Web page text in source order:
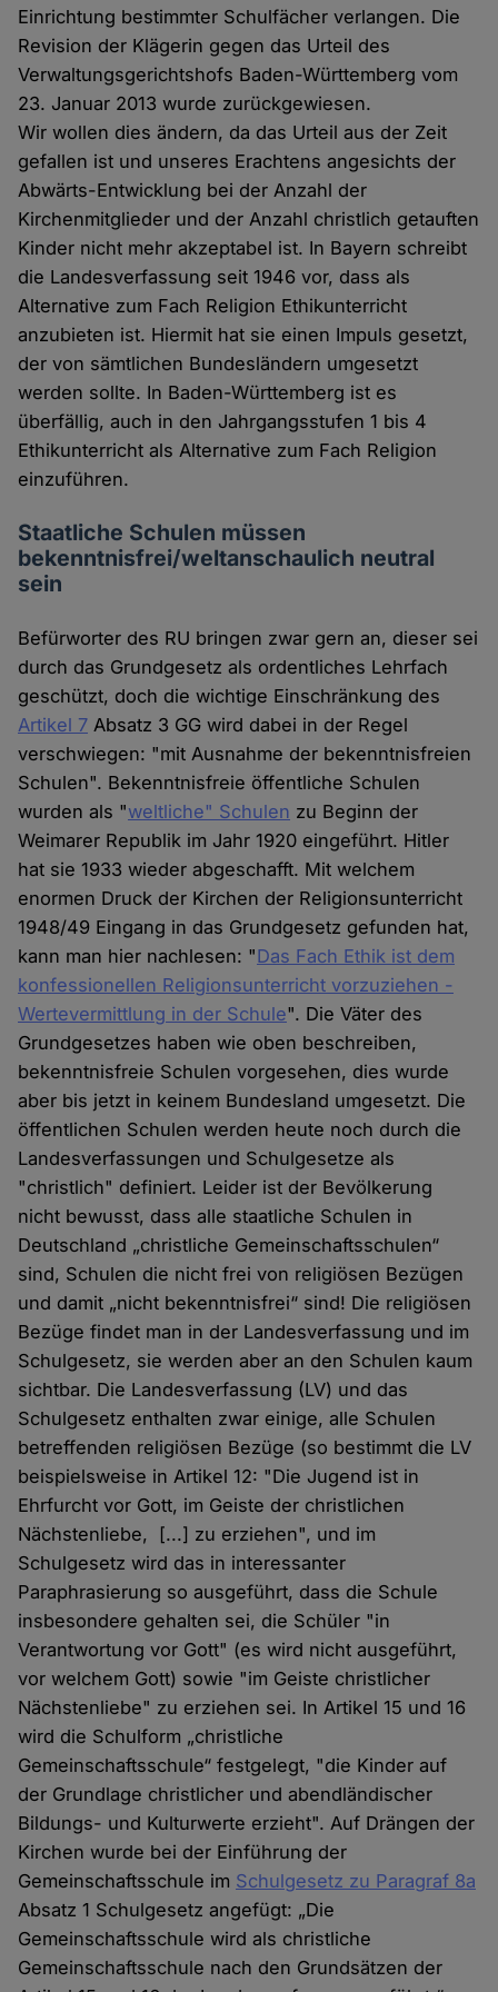
Einrichtung bestimmter Schulfächer verlangen. Die
Revision der Klägerin gegen das Urteil des
Verwaltungsgerichtshofs Baden-Württemberg vom
23. Januar 2013 wurde zurückgewiesen.
Wir wollen dies ändern, da das Urteil aus der Zeit
gefallen ist und unseres Erachtens angesichts der
Abwärts-Entwicklung bei der Anzahl der
Kirchenmitglieder und der Anzahl christlich getauften
Kinder nicht mehr akzeptabel ist. In Bayern schreibt
die Landesverfassung seit 1946 vor, dass als
Alternative zum Fach Religion Ethikunterricht
anzubieten ist. Hiermit hat sie einen Impuls gesetzt,
der von sämtlichen Bundesländern umgesetzt
werden sollte. In Baden-Württemberg ist es
überfällig, auch in den Jahrgangsstufen 1 bis 4
Ethikunterricht als Alternative zum Fach Religion
einzuführen.
Staatliche Schulen müssen
bekenntnisfrei/weltanschaulich neutral
sein
Befürworter des RU bringen zwar gern an, dieser sei
durch das Grundgesetz als ordentliches Lehrfach
geschützt, doch die wichtige Einschränkung des
Artikel 7 Absatz 3 GG wird dabei in der Regel
verschwiegen: "mit Ausnahme der bekenntnisfreien
Schulen". Bekenntnisfreie öffentliche Schulen
wurden als "weltliche" Schulen zu Beginn der
Weimarer Republik im Jahr 1920 eingeführt. Hitler
hat sie 1933 wieder abgeschafft. Mit welchem
enormen Druck der Kirchen der Religionsunterricht
1948/49 Eingang in das Grundgesetz gefunden hat,
kann man hier nachlesen: "Das Fach Ethik ist dem
konfessionellen Religionsunterricht vorzuziehen -
Wertevermittlung in der Schule". Die Väter des
Grundgesetzes haben wie oben beschreiben,
bekenntnisfreie Schulen vorgesehen, dies wurde
aber bis jetzt in keinem Bundesland umgesetzt. Die
öffentlichen Schulen werden heute noch durch die
Landesverfassungen und Schulgesetze als
"christlich" definiert. Leider ist der Bevölkerung
nicht bewusst, dass alle staatliche Schulen in
Deutschland „christliche Gemeinschaftsschulen“
sind, Schulen die nicht frei von religiösen Bezügen
und damit „nicht bekenntnisfrei“ sind! Die religiösen
Bezüge findet man in der Landesverfassung und im
Schulgesetz, sie werden aber an den Schulen kaum
sichtbar. Die Landesverfassung (LV) und das
Schulgesetz enthalten zwar einige, alle Schulen
betreffenden religiösen Bezüge (so bestimmt die LV
beispielsweise in Artikel 12: "Die Jugend ist in
Ehrfurcht vor Gott, im Geiste der christlichen
Nächstenliebe, [...] zu erziehen", und im
Schulgesetz wird das in interessanter
Paraphrasierung so ausgeführt, dass die Schule
insbesondere gehalten sei, die Schüler "in
Verantwortung vor Gott" (es wird nicht ausgeführt,
vor welchem Gott) sowie "im Geiste christlicher
Nächstenliebe" zu erziehen sei. In Artikel 15 und 16
wird die Schulform „christliche
Gemeinschaftsschule“ festgelegt, "die Kinder auf
der Grundlage christlicher und abendländischer
Bildungs- und Kulturwerte erzieht". Auf Drängen der
Kirchen wurde bei der Einführung der
Gemeinschaftsschule im Schulgesetz zu Paragraf 8a
Absatz 1 Schulgesetz angefügt: „Die
Gemeinschaftsschule wird als christliche
Gemeinschaftsschule nach den Grundsätzen der